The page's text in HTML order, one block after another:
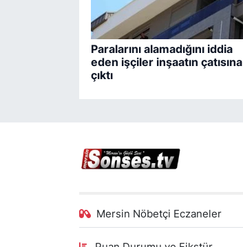
Paralarını alamadığını iddia
eden işçiler inşaatın çatısına
çıktı
Mersin Nöbetçi Eczaneler